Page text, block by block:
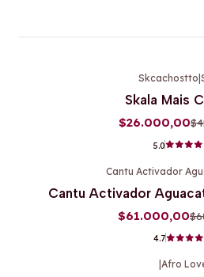
Skcachostto |
Skala Mais
$26.000,00
5.0
Cantu Activador
Cantu Activador
$61.000,00
4.7
|Afro